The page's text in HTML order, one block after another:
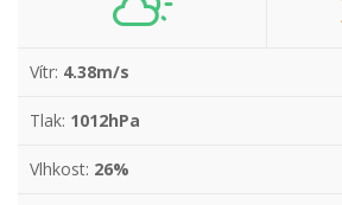
Vítr: 4.38m/s
Tlak: 1012hPa
Vlhkost: 26%